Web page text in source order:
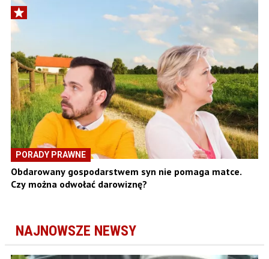
PORADY PRAWNE
Obdarowany gospodarstwem syn nie pomaga matce.
Czy można odwołać darowiznę?
NAJNOWSZE NEWSY